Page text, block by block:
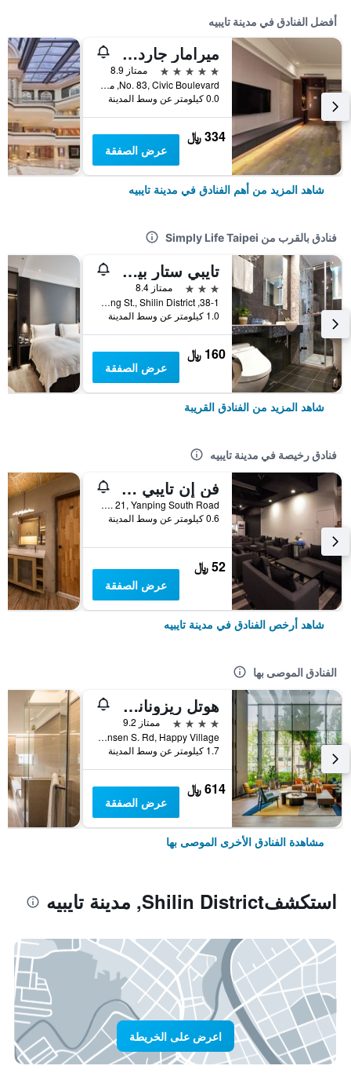
أفضل الفنادق في مدينة تايبيه
ميرامار جاردن تابييه
5 نجوم
ممتاز 8.9
No. 83, Civic Boulevard, مدينة تايبيه, تايوان
0.0 كيلومتر عن وسط المدينة
334 ﷼
عرض الصفقة
شاهد المزيد من أهم الفنادق في مدينة تايبيه
فنادق بالقرب من Simply Life Taipei
تايبي ستار بيوتي ريزورت هوتل
3 نجوم
ممتاز 8.4
38-1, Qiangang St., Shilin District, مدينة تايبيه, تايوان
1.0 كيلومتر عن وسط المدينة
160 ﷼
عرض الصفقة
شاهد المزيد من الفنادق القريبة
فنادق رخيصة في مدينة تايبيه
فن إن تايبي هوستل
2F, No. 21, Yanping South Road, مدينة تايبيه, تايوان
0.6 كيلومتر عن وسط المدينة
52 ﷼
عرض الصفقة
شاهد أرخص الفنادق في مدينة تايبيه
الفنادق الموصى بها
هوتل ريزونانس تايبي، تابيستري كوليكشن باي هيلتون
4 نجوم
ممتاز 9.2
No. 7 Linsen S. Rd, Happy Village, مدينة تايبيه, تايوان
1.7 كيلومتر عن وسط المدينة
614 ﷼
عرض الصفقة
مشاهدة الفنادق الأخرى الموصى بها
استكشفShilin District, مدينة تايبيه
اعرض على الخريطة